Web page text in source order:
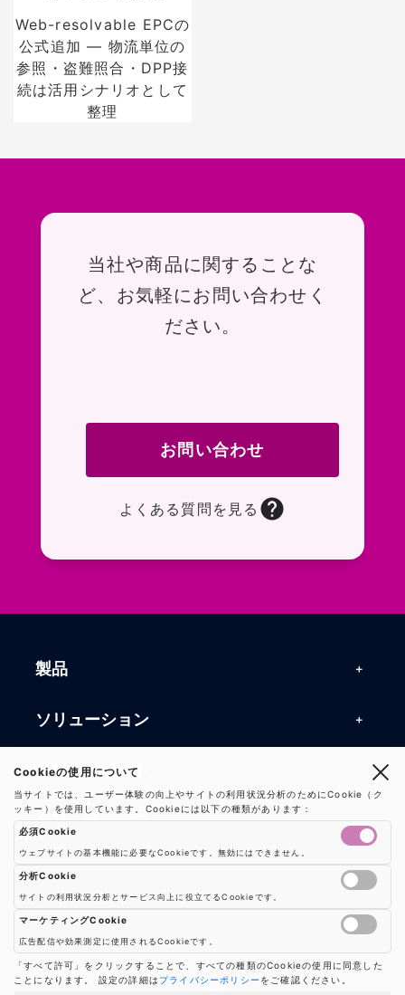
Web-resolvable EPCの
公式追加 — 物流単位の
参照・盗難照合・DPP接
続は活用シナリオとして
整理
お問い合わせ
当社や商品に関することな
ど、お気軽にお問い合わせく
ださい。
お問い合わせ
よくある質問を見る
製品
製品一覧
RFIDリーダー
RFIDチップ・モジュール
RFIDアンテナ
RFIDプリンター
RFIDタグ
ソリューション
バーコードスキャナ
ソリューション
RFIDソリューション
RFIDとセンサー
マシンビジョン
防爆製品
RFIDシールド
技術・サポート
技術記事一覧
活用事例
よくある質問
用語集
業界別RFID活用例
保守・メンテナンス
会社・サービス
会社概要
お知らせ
プレスリリース
お問い合わせ
事業内容
事業内容一覧
機器販売
コンサルティング
利用規約 | プライバシーポリシー | ショップ案内 | クッキー設定
Cookieの使用について
当サイトでは、ユーザー体験の向上やサイトの利用状況分析のためにCookie（ク
ッキー）を使用しています。Cookieには以下の種類があります：
必須Cookie
ウェブサイトの基本機能に必要なCookieです。無効にはできません。
分析Cookie
サイトの利用状況分析とサービス向上に役立てるCookieです。
Google AnalyticsやGoogle Tag Managerなどの分析ツールのCookieを制御しま
マーケティングCookie
広告配信や効果測定に使用されるCookieです。
広告配信や効果測定のためのCookieを制御します
「すべて許可」をクリックすることで、すべての種類のCookieの使用に同意した
ことになります。 設定の詳細は プライバシーポリシー をご確認ください。